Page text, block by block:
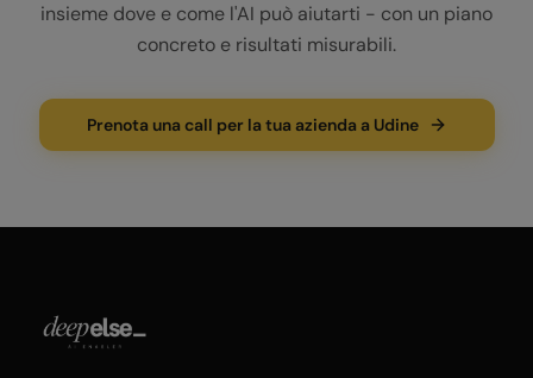
insieme dove e come l'AI può aiutarti - con un piano
concreto e risultati misurabili.
Prenota una call per la tua azienda a Udine